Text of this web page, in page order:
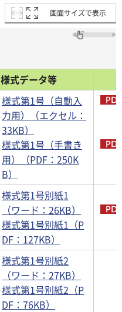
画面サイズで表示
様式データ等
様式第1号（自動入
力用）（エクセル：
33KB）
様式第1号（手書き
用）（PDF：250K
B）
様式第1号別紙1
（ワード：26KB）
様式第1号別紙1（P
DF：127KB）
様式第1号別紙2
（ワード：27KB）
様式第1号別紙2（P
DF：76KB）